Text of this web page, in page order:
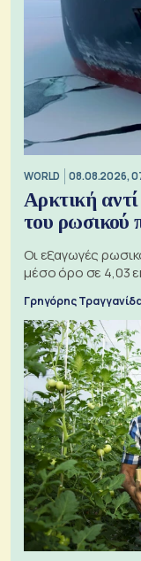
WORLD 08.08.2026,
Αρκτική
του ρωσικού
Οι εξαγωγές
μέσο όρο σε 4,03
Γρηγόρης